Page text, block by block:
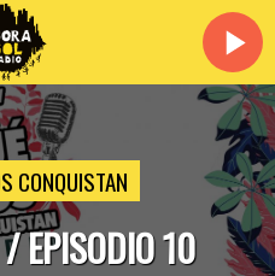
CONQUISTAN
EPISODIO 10